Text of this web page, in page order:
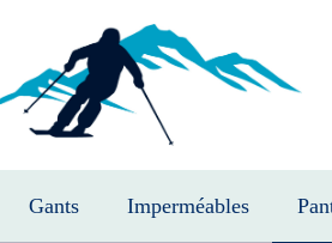
Gants Imperméables